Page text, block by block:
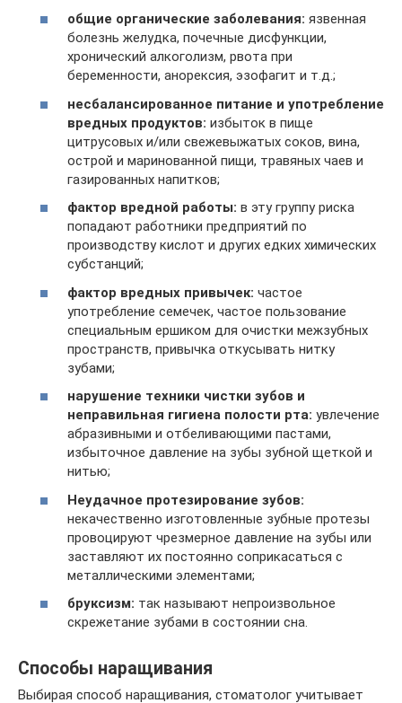
общие органические заболевания: язвенная
болезнь желудка, почечные дисфункции,
хронический алкоголизм, рвота при
беременности, анорексия, эзофагит и т.д.;
несбалансированное питание и употребление
вредных продуктов: избыток в пище
цитрусовых и/или свежевыжатых соков, вина,
острой и маринованной пищи, травяных чаев и
газированных напитков;
фактор вредной работы: в эту группу риска
попадают работники предприятий по
производству кислот и других едких химических
субстанций;
фактор вредных привычек: частое
употребление семечек, частое пользование
специальным ершиком для очистки межзубных
пространств, привычка откусывать нитку
зубами;
нарушение техники чистки зубов и
неправильная гигиена полости рта: увлечение
абразивными и отбеливающими пастами,
избыточное давление на зубы зубной щеткой и
нитью;
Неудачное протезирование зубов:
некачественно изготовленные зубные протезы
провоцируют чрезмерное давление на зубы или
заставляют их постоянно соприкасаться с
металлическими элементами;
бруксизм: так называют непроизвольное
скрежетание зубами в состоянии сна.
Способы наращивания
Выбирая способ наращивания, стоматолог учитывает